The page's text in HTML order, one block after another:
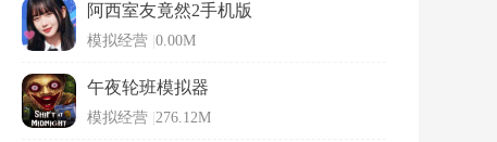
阿西室友竟然2手机版
模拟经营 0.00M
午夜轮班模拟器
模拟经营 276.12M